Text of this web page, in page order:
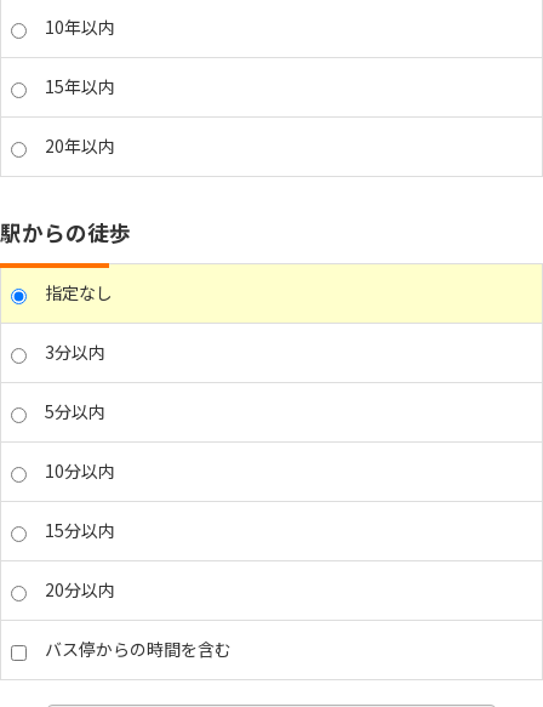
10年以内
15年以内
20年以内
駅からの徒歩
指定なし
3分以内
5分以内
10分以内
15分以内
20分以内
バス停からの時間を含む